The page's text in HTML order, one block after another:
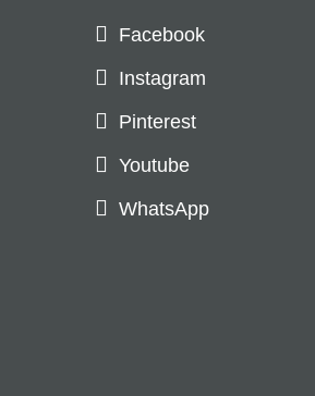
Facebook
Instagram
Pinterest
Youtube
WhatsApp